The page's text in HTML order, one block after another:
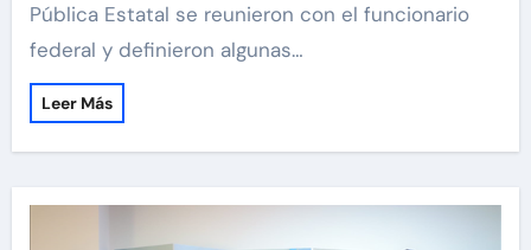
Pública Estatal se reunieron con el funcionario
federal y definieron algunas…
Leer Más